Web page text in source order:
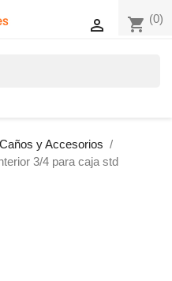
shopping_cart (0)

Caños y Accesorios
3/4 para caja std